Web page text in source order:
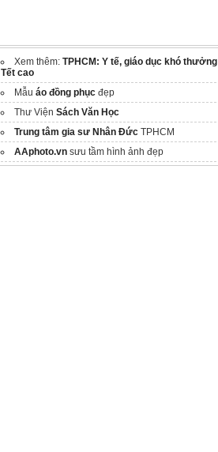
Xem thêm: TPHCM: Y tế, giáo dục khó thưởng
Tết cao
Mẫu áo đồng phục đẹp
Thư Viện Sách Văn Học
Trung tâm gia sư Nhân Đức TPHCM
AAphoto.vn sưu tầm hình ảnh đẹp